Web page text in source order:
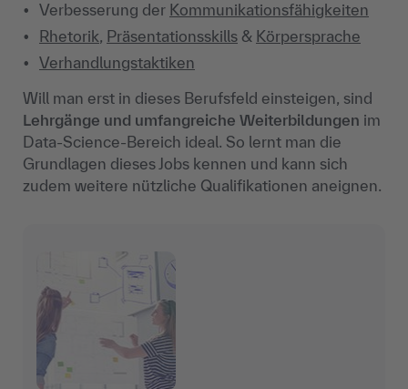
Verbesserung der Kommunikationsfähigkeiten
Rhetorik, Präsentationsskills & Körpersprache
Verhandlungstaktiken
Will man erst in dieses Berufsfeld einsteigen, sind
Lehrgänge und umfangreiche Weiterbildungen im
Data-Science-Bereich ideal. So lernt man die
Grundlagen dieses Jobs kennen und kann sich
zudem weitere nützliche Qualifikationen aneignen.